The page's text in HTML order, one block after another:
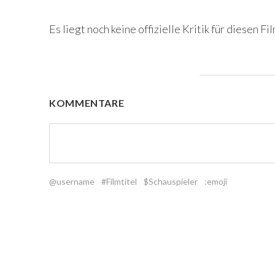
Es liegt noch keine offizielle Kritik für diesen
KOMMENTARE
@username #Filmtitel $Schauspieler :emoji